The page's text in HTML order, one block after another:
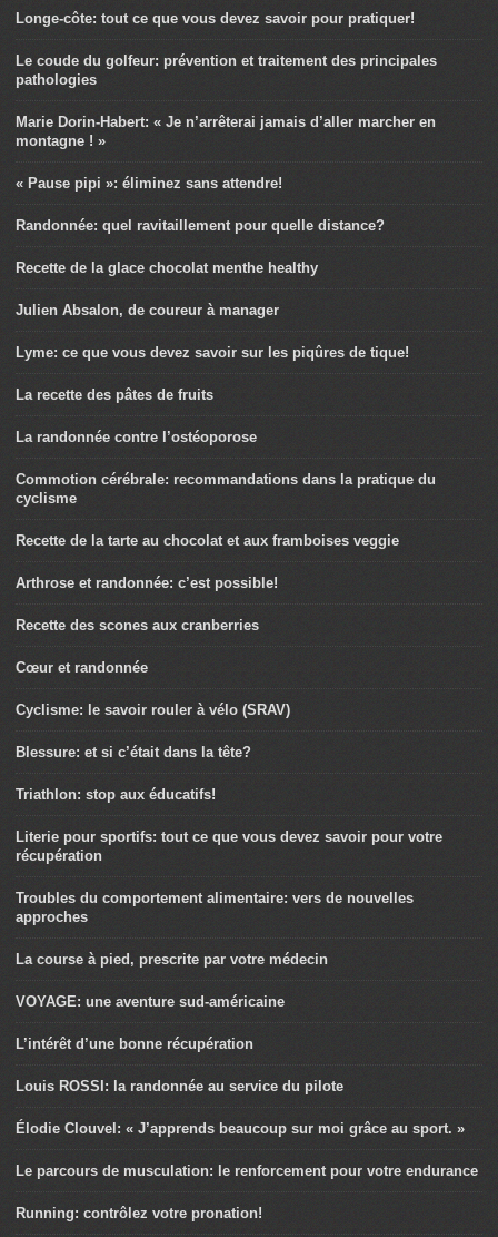
Longe-côte: tout ce que vous devez savoir pour pratiquer!
Le coude du golfeur: prévention et traitement des principales
pathologies
Marie Dorin-Habert: « Je n’arrêterai jamais d’aller marcher en
montagne ! »
« Pause pipi »: éliminez sans attendre!
Randonnée: quel ravitaillement pour quelle distance?
Recette de la glace chocolat menthe healthy
Julien Absalon, de coureur à manager
Lyme: ce que vous devez savoir sur les piqûres de tique!
La recette des pâtes de fruits
La randonnée contre l’ostéoporose
Commotion cérébrale: recommandations dans la pratique du
cyclisme
Recette de la tarte au chocolat et aux framboises veggie
Arthrose et randonnée: c’est possible!
Recette des scones aux cranberries
Cœur et randonnée
Cyclisme: le savoir rouler à vélo (SRAV)
Blessure: et si c’était dans la tête?
Triathlon: stop aux éducatifs!
Literie pour sportifs: tout ce que vous devez savoir pour votre
récupération
Troubles du comportement alimentaire: vers de nouvelles
approches
La course à pied, prescrite par votre médecin
VOYAGE: une aventure sud-américaine
L’intérêt d’une bonne récupération
Louis ROSSI: la randonnée au service du pilote
Élodie Clouvel: « J’apprends beaucoup sur moi grâce au sport. »
Le parcours de musculation: le renforcement pour votre endurance
Running: contrôlez votre pronation!